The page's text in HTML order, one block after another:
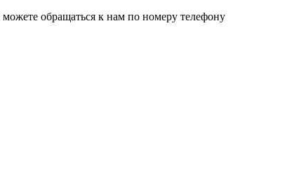
обращаться к нам по номеру телефону